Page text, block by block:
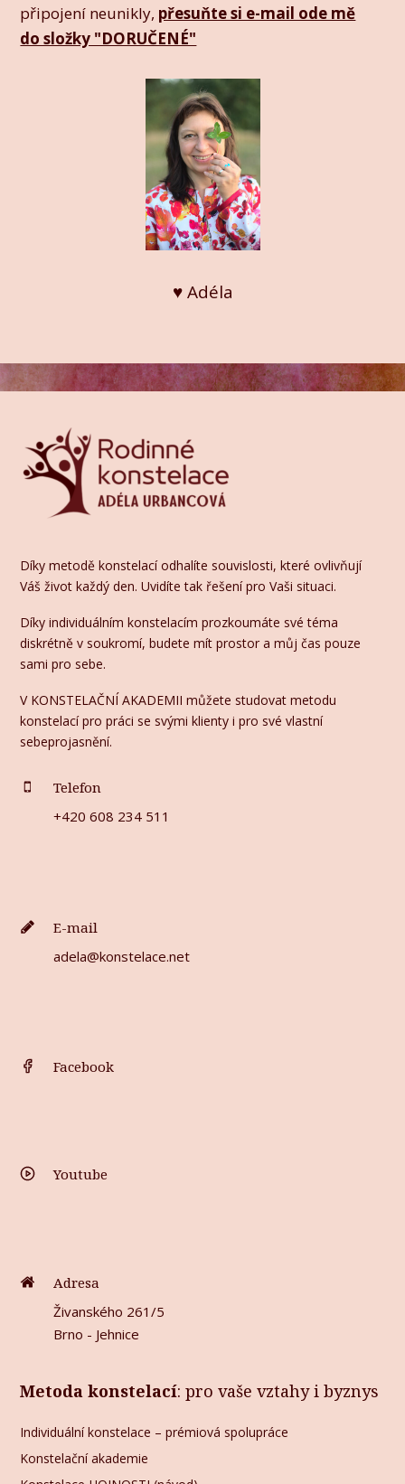
připojení neunikly, přesuňte si e-mail ode mě
do složky "DORUČENÉ"
♥️ Adéla
Díky metodě konstelací odhalíte souvislosti, které ovlivňují
Váš život každý den. Uvidíte tak řešení pro Vaši situaci.
Díky individuálním konstelacím prozkoumáte své téma
diskrétně v soukromí, budete mít prostor a můj čas pouze
sami pro sebe.
V KONSTELAČNÍ AKADEMII můžete studovat metodu
konstelací pro práci se svými klienty i pro své vlastní
sebeprojasnění.
Telefon
+420 608 234 511
E-mail
adela@konstelace.net
Facebook
Youtube
Adresa
Živanského 261/5
Brno - Jehnice
Metoda konstelací: pro vaše vztahy i byznys
Individuální konstelace – prémiová spolupráce
Konstelační akademie